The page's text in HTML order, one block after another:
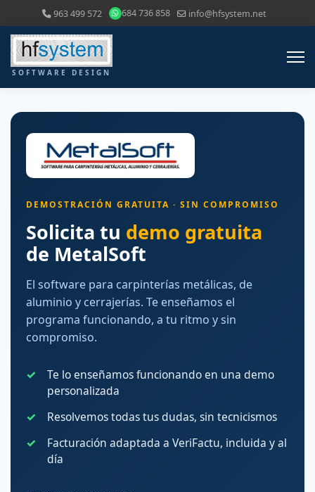
963 499 572 684 736 858 info@hfsystem.net
DEMOSTRACIÓN GRATUITA · SIN COMPROMISO
Solicita tu demo gratuita
de MetalSoft
El software para carpinterías metálicas, de
aluminio y cerrajerías. Te enseñamos el
programa funcionando, a tu ritmo y sin
compromiso.
Te lo enseñamos funcionando en una demo
personalizada
Resolvemos todas tus dudas, sin tecnicismos
Facturación adaptada a VeriFactu, incluida y al
día